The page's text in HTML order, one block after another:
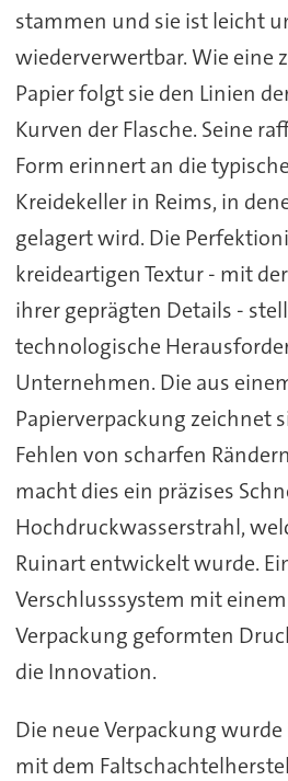
stammen und sie ist leicht
wiederverwertbar. Wie eine
Papier folgt sie den Linien
Kurven der Flasche. Seine
Form erinnert an die
Kreidekeller in Reims, in
gelagert wird. Die
kreideartigen Textur - mit
ihrer geprägten Details -
technologische
Unternehmen. Die aus
Papierverpackung zeichnet
Fehlen von scharfen
macht dies ein präzises
Hochdruckwasserstrahl,
Ruinart entwickelt wurde.
Verschlusssystem mit
Verpackung geformten
die Innovation.
Die neue Verpackung
mit dem